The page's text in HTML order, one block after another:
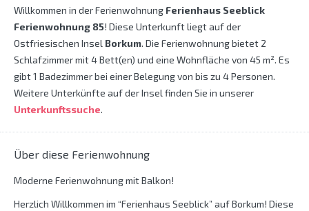
Willkommen in der Ferienwohnung Ferienhaus Seeblick
Ferienwohnung 85! Diese Unterkunft liegt auf der
Ostfriesischen Insel Borkum. Die Ferienwohnung bietet 2
Schlafzimmer mit 4 Bett(en) und eine Wohnfläche von 45 m². Es
gibt 1 Badezimmer bei einer Belegung von bis zu 4 Personen.
Weitere Unterkünfte auf der Insel finden Sie in unserer
Unterkunftssuche.
Über diese Ferienwohnung
Moderne Ferienwohnung mit Balkon!
Herzlich Willkommen im “Ferienhaus Seeblick” auf Borkum! Diese